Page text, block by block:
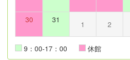
30 31 1 2
9：00-17：00 休館